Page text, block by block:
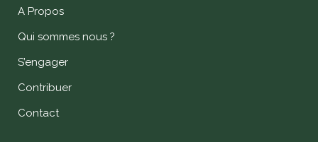
A Propos
Qui sommes nous ?
S’engager
Contribuer
Contact